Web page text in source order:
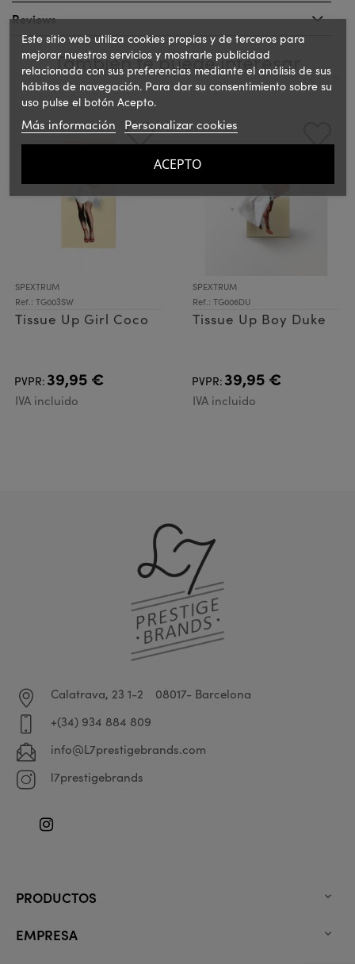
Reviews
También te puede interesar
SPEXTRUM
Ref.: TG003SW
Tissue Up Girl Coco
PVPR:39,95 €
IVA incluido
SPEXTRUM
Ref.: TG006DU
Tissue Up Boy Duke
PVPR:39,95 €
IVA incluido
Este sitio web utiliza cookies propias y de terceros para
mejorar nuestros servicios y mostrarle publicidad
relacionada con sus preferencias mediante el análisis de sus
hábitos de navegación. Para dar su consentimiento sobre su
uso pulse el botón Acepto.
Más información Personalizar cookies
ACEPTO
Calatrava, 23 1-2
08017- Barcelona
+(34) 934 884 809
info@L7prestigebrands.com
l7prestigebrands
Instagram
PRODUCTOS 
EMPRESA 